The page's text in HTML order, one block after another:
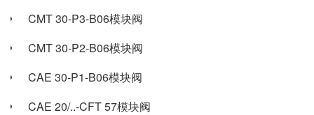
CMT 30-P3-B06模块阀
CMT 30-P2-B06模块阀
CAE 30-P1-B06模块阀
CAE 20/..-CFT 57模块阀